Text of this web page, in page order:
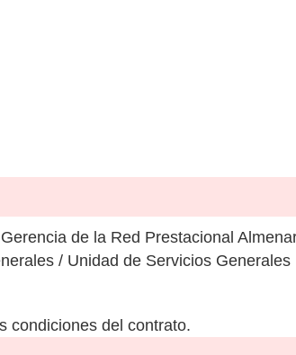
de la Red Prestacional
/ Unidad de Servicios Generales
condiciones del contrato.